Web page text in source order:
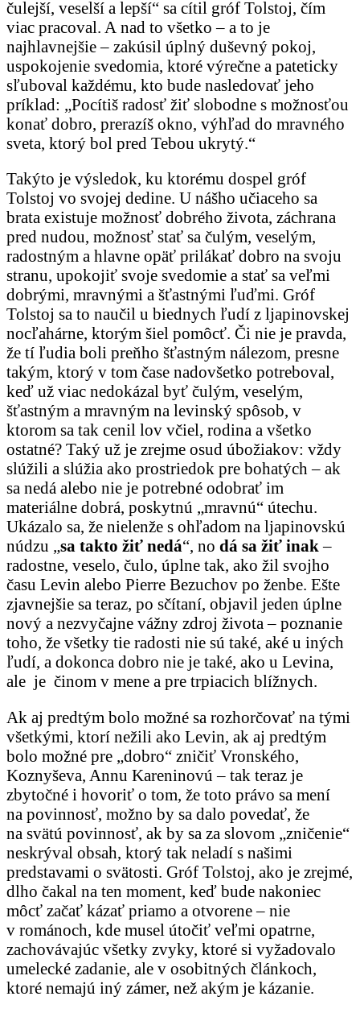
čulejší, veselší a lepší“ sa cítil gróf Tolstoj, čím
viac pracoval. A nad to všetko – a to je
najhlavnejšie – zakúsil úplný duševný pokoj,
uspokojenie svedomia, ktoré výrečne a pateticky
sľuboval každému, kto bude nasledovať jeho
príklad: „Pocítiš radosť žiť slobodne s možnosťou
konať dobro, prerazíš okno, výhľad do mravného
sveta, ktorý bol pred Tebou ukrytý.“
Takýto je výsledok, ku ktorému dospel gróf
Tolstoj vo svojej dedine. U nášho učiaceho sa
brata existuje možnosť dobrého života, záchrana
pred nudou, možnosť stať sa čulým, veselým,
radostným a hlavne opäť prilákať dobro na svoju
stranu, upokojiť svoje svedomie a stať sa veľmi
dobrými, mravnými a šťastnými ľuďmi. Gróf
Tolstoj sa to naučil u biednych ľudí z ljapinovskej
nocľahárne, ktorým šiel pomôcť. Či nie je pravda,
že tí ľudia boli preňho šťastným nálezom, presne
takým, ktorý v tom čase nadovšetko potreboval,
keď už viac nedokázal byť čulým, veselým,
šťastným a mravným na levinský spôsob, v
ktorom sa tak cenil lov včiel, rodina a všetko
ostatné? Taký už je zrejme osud úbožiakov: vždy
slúžili a slúžia ako prostriedok pre bohatých – ak
sa nedá alebo nie je potrebné odobrať im
materiálne dobrá, poskytnú „mravnú“ útechu.
Ukázalo sa, že nielenže s ohľadom na ljapinovskú
núdzu „sa takto žiť nedá“, no dá sa žiť inak –
radostne, veselo, čulo, úplne tak, ako žil svojho
času Levin alebo Pierre Bezuchov po ženbe. Ešte
zjavnejšie sa teraz, po sčítaní, objavil jeden úplne
nový a nezvyčajne vážny zdroj života – poznanie
toho, že všetky tie radosti nie sú také, aké u iných
ľudí, a dokonca dobro nie je také, ako u Levina,
ale je činom v mene a pre trpiacich blížnych.
Ak aj predtým bolo možné sa rozhorčovať na tými
všetkými, ktorí nežili ako Levin, ak aj predtým
bolo možné pre „dobro“ zničiť Vronského,
Koznyševa, Annu Kareninovú – tak teraz je
zbytočné i hovoriť o tom, že toto právo sa mení
na povinnosť, možno by sa dalo povedať, že
na svätú povinnosť, ak by sa za slovom „zničenie“
neskrýval obsah, ktorý tak neladí s našimi
predstavami o svätosti. Gróf Tolstoj, ako je zrejmé,
dlho čakal na ten moment, keď bude nakoniec
môcť začať kázať priamo a otvorene – nie
v románoch, kde musel útočiť veľmi opatrne,
zachovávajúc všetky zvyky, ktoré si vyžadovalo
umelecké zadanie, ale v osobitných článkoch,
ktoré nemajú iný zámer, než akým je kázanie.